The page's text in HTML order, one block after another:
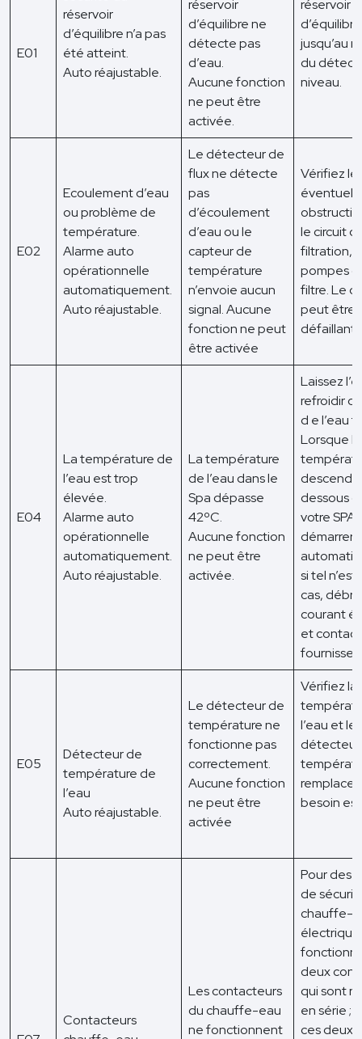
E01
réservoir
d’équilibre n’a pas
été atteint.
Auto réajustable.
réservoir
d’équilibre ne
détecte pas
d’eau.
Aucune fonction
ne peut être
activée.
réservoir
d’équilibre
jusqu’au
du
niveau.
E02
Ecoulement d’eau
ou problème de
température.
Alarme auto
opérationnelle
automatiquement.
Auto réajustable.
Le détecteur de
flux ne détecte
pas
d’écoulement
d’eau ou le
capteur de
température
n’envoie aucun
signal. Aucune
fonction ne peut
être activée
Vérifiez
le circuit
filtration,
pompes
filtre. Le
peut être
défaillant.
E04
La température de
l’eau est trop
élevée.
Alarme auto
opérationnelle
automatiquement.
Auto réajustable.
La température
de l’eau dans le
Spa dépasse
42ºC.
Aucune fonction
ne peut être
activée.
Laissez
refroidir
d e l’eau
Lorsque la
dessous
votre SPA
démarrera
si tel n’est
cas,
courant
et
E05
Détecteur de
température de
l’eau
Auto réajustable.
Le détecteur de
température ne
fonctionne pas
correctement.
Aucune fonction
ne peut être
activée
Vérifiez la
l’eau et le
besoin
Contacteurs
Les contacteurs
du chauffe-eau
ne fonctionnent
Pour des
de
chauffe-
électrique
deux
qui sont
en série ;
ces deux